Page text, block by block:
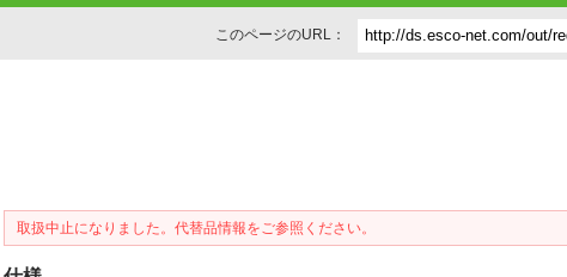
このページのURL：
取扱中止になりました。代替品情報をご参照ください。